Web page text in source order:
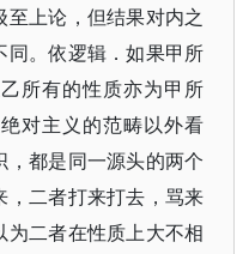
上论，但结果对内之
同。依逻辑．如果甲所
所有的性质亦为甲所
对主义的范畴以外看
都是同一源头的两个
二者打来打去，骂来
二者在性质上大不相